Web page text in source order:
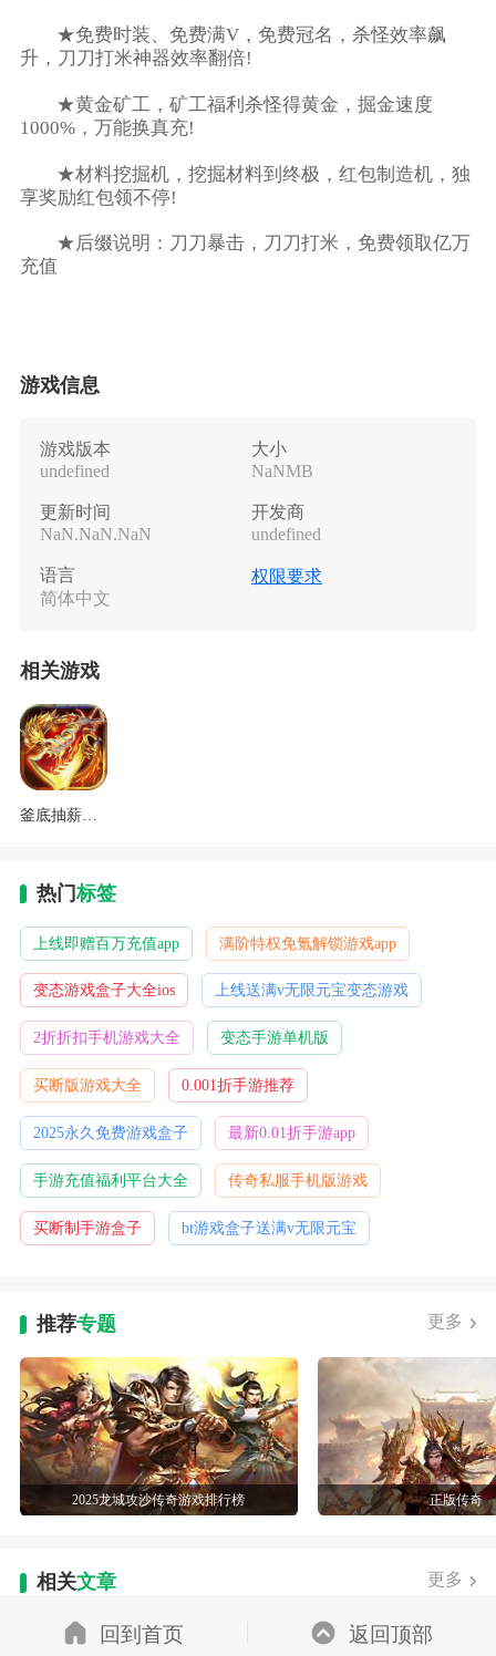
★免费时装、免费满V，免费冠名，杀怪效率飙
升，刀刀打米神器效率翻倍!
★黄金矿工，矿工福利杀怪得黄金，掘金速度
1000%，万能换真充!
★材料挖掘机，挖掘材料到终极，红包制造机，独
享奖励红包领不停!
★后缀说明：刀刀暴击，刀刀打米，免费领取亿万
充值
游戏信息
游戏版本
undefined
大小
NaNMB
更新时间
NaN.NaN.NaN
开发商
undefined
语言
简体中文
权限要求
相关游戏
釜底抽薪刀刀超变爆亿充手游
热门标签
上线即赠百万充值app 满阶特权免氪解锁游戏app
变态游戏盒子大全ios 上线送满v无限元宝变态游戏
2折折扣手机游戏大全 变态手游单机版
买断版游戏大全 0.001折手游推荐
2025永久免费游戏盒子 最新0.01折手游app
手游充值福利平台大全 传奇私服手机版游戏
买断制手游盒子 bt游戏盒子送满v无限元宝
推荐专题 更多
2025龙城攻沙传奇游戏排行榜 正版传奇
相关文章 更多
回到首页 返回顶部